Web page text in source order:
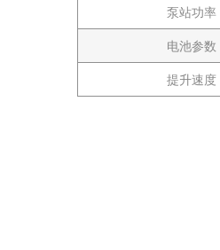
泵站功率
电池参数
提升速度